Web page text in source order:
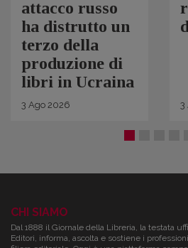
attacco russo
ha distrutto un
terzo della
produzione di
libri in Ucraina
3 Ago 2026 3
CHI SIAMO
Dal 1888 il Giornale della Libreria, la testata
Editori, informa, ascolta e sostiene i